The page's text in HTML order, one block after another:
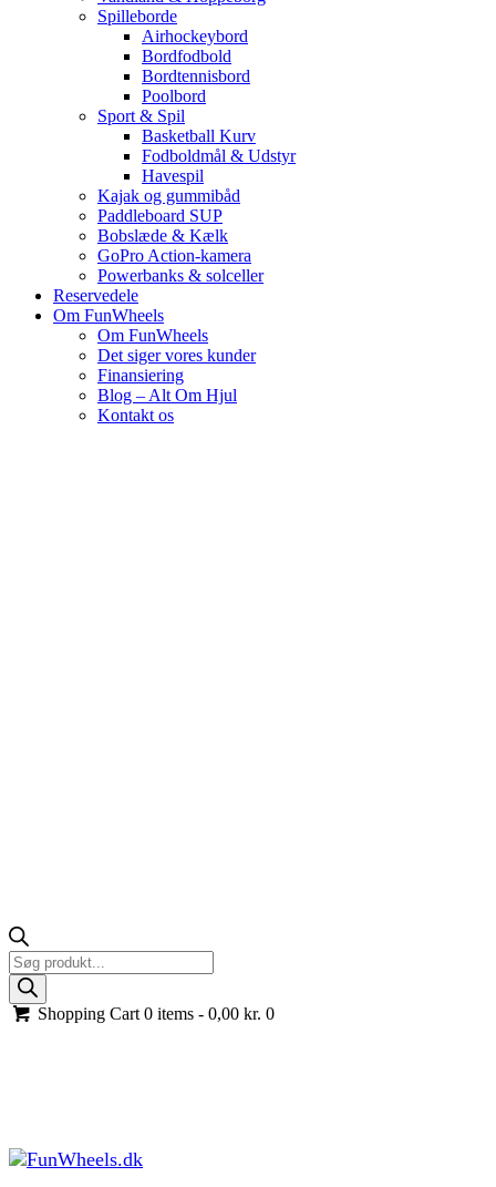
Spilleborde
Airhockeybord
Bordfodbold
Bordtennisbord
Poolbord
Sport & Spil
Basketball Kurv
Fodboldmål & Udstyr
Havespil
Kajak og gummibåd
Paddleboard SUP
Bobslæde & Kælk
GoPro Action-kamera
Powerbanks & solceller
Reservedele
Om FunWheels
Om FunWheels
Det siger vores kunder
Finansiering
Blog – Alt Om Hjul
Kontakt os
Products
search
Shopping Cart 0 items -0,00kr. 0